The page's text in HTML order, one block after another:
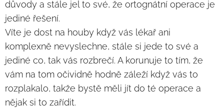
důvody a stále jel to své, že ortognátní operace je
jediné řešení.
Víte je dost na houby když vás lékař ani
komplexně nevyslechne, stále si jede to své a
jediné co, tak vás rozbrečí. A korunuje to tím, že
vám na tom očividně hodně záleží když vás to
rozplakalo, takže bystě měli jít do té operace a
nějak si to zařídit.